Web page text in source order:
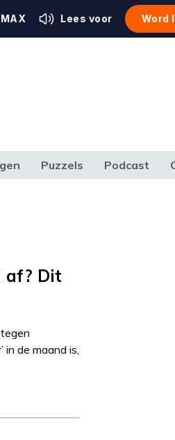
Lees voor Word
Puzzels Podcast
af? Dit
in de maand is,